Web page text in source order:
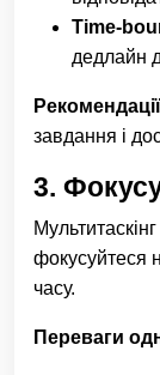
Time-
дедлайн
завдання і
3.
фокусуйтеся
часу.
Переваги